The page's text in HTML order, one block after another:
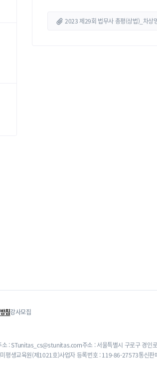
2023 제29회 법무사 총평(상법)_차상
침강사모집
소 : STunitas_cs@stunitas.com주소 : 서울특별시 구로구 경인
평생교육원(제1021호)사업자 등록번호 : 119-86-27573통신판